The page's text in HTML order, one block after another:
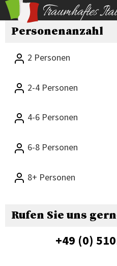
Personenanzahl
2 Personen
2-4 Personen
4-6 Personen
6-8 Personen
8+ Personen
Rufen Sie uns
+49 (0)